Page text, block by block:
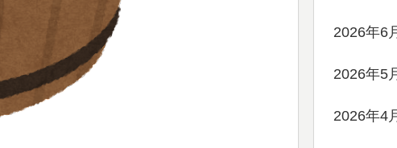
2026年6
2026年5
2026年4